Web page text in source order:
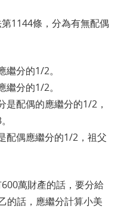
1144條，分為有無配偶
分的1/2。
分的1/2。
是配偶的應繼分的1/2，
配偶應繼分的1/2，祖父
萬財產的話，要分給
的話，應繼分計算小美